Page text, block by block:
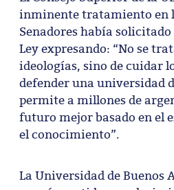
inminente tratamiento en
Senadores había
Ley expresando: “No se
ideologías, sino de cuidar
defender una universidad
permite a millones de
futuro mejor basado en el
el conocimiento”.
La Universidad de Buenos